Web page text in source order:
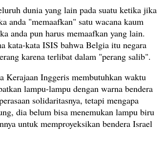
dunia yang lain pada suatu ketika jika
anda "memaafkan" satu wacana kaum
anda pun harus memaafkan yang lain.
kata-kata ISIS bahwa Belgia itu negara
karena terlibat dalam "perang salib".
Kerajaan Inggeris membutuhkan waktu
lampu-lampu dengan warna bendera
solidaritasnya, tetapi mengapa
dia belum bisa menemukan lampu biru
untuk memproyeksikan bendera Israel